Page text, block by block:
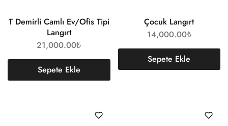
T Demirli Camlı Ev/Ofis Tipi
Langırt
21,000.00₺
Sepete Ekle
Çocuk Langırt
14,000.00₺
Sepete Ekle